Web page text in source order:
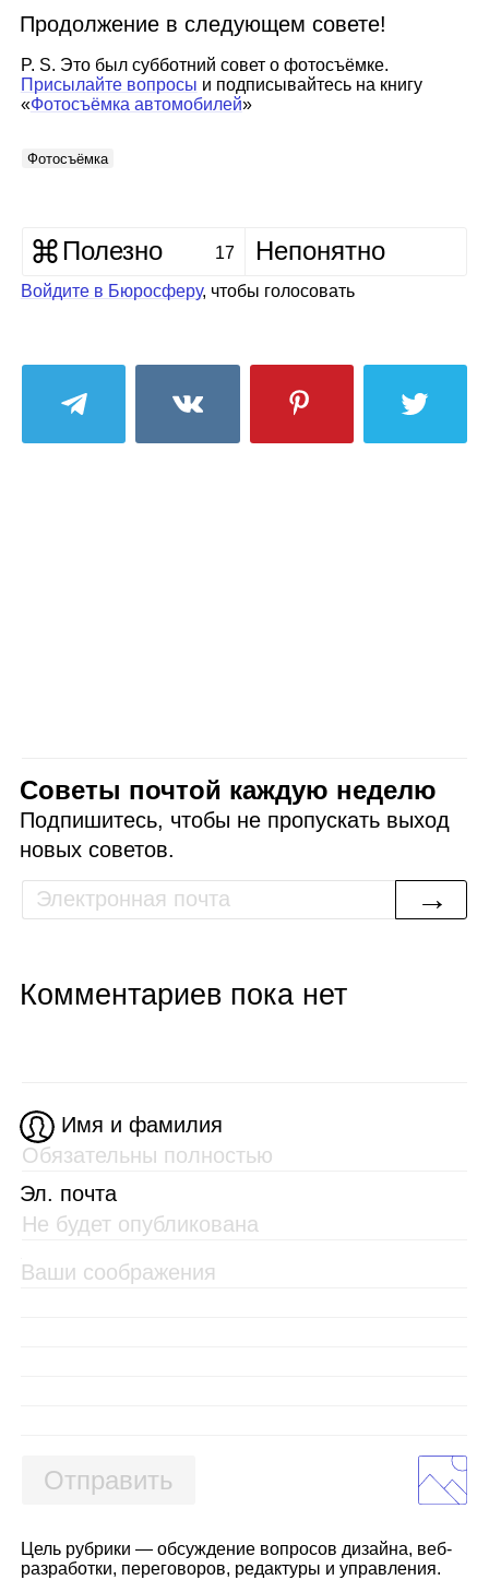
Продолжение в следующем совете!
P. S. Это был субботний совет о фотосъёмке.
Присылайте вопросы и подписывайтесь на книгу
«Фотосъёмка автомобилей»
Фотосъёмка
Полезно 17 Непонятно
Войдите в Бюросферу, чтобы голосовать
Советы почтой каждую неделю
Подпишитесь, чтобы не пропускать выход
новых советов.
→
Комментариев пока нет
Имя и фамилия
Эл. почта
Отправить
Цель рубрики — обсуждение вопросов дизайна, веб-
разработки, переговоров, редактуры и управления.